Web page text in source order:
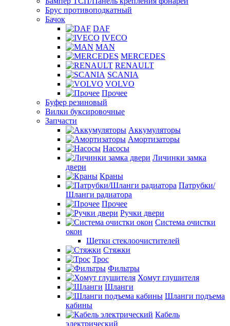
Брус противоподкатный
Бачок
DAF
IVECO
MAN
MERCEDES
RENAULT
SCANIA
VOLVO
Прочее
Буфер резиновый
Вилки буксировочные
Запчасти
Аккумуляторы
Амортизаторы
Насосы
Личинки замка
двери
Краны
Патрубки/
Шланги радиатора
Прочее
Ручки двери
Система очистки
окон
Щетки стеклоочистителей
Стяжки
Трос
Фильтры
Хомут глушителя
Шланги
Шланги подъема
кабины
Кабель
электрический